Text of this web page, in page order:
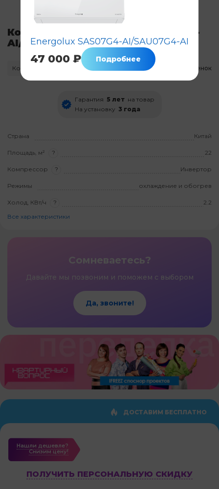
Кондиционер Energolux SAS07G3-
AI/SAU07G3-AI
Код: 8471 Нет в наличии Нет оценок
Гарантия 5 лет на товар
На установку 3 года
Страна Китай
Площадь, м² ? 22
Компрессор ? Инвертор
Режимы охлаждение и обогрев
Холод, КВт/ч ?
2.2
Все характеристики
Сомневаетесь?
Давайте мы позвоним и поможем с выбором
Да, звоните!
ДОСТАВИМ БЕСПЛАТНО
Нашли дешевле?
Cнизим цену!
ПОЛУЧИТЬ ПЕРСОНАЛЬНУЮ СКИДКУ
Energolux SAS07G4-AI/SAU07G4-AI
47 000 ₽ Подробнее